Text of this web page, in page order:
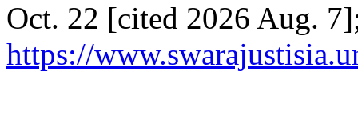
Oct. 22 [cited 2026 Aug.
https://